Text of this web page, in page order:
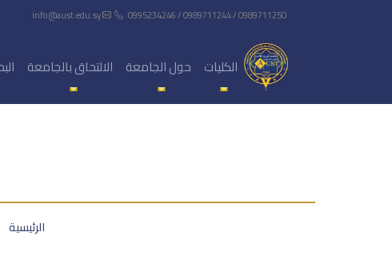
0995234246 / 0989711244 / 0989711250
الكليات حول الجامعة الالتحاق بالجامعة
الرئيسية